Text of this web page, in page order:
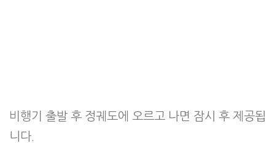
비행기 출발 후 정궤도에 오르고 나면 잠시 후 제공됩
니다.